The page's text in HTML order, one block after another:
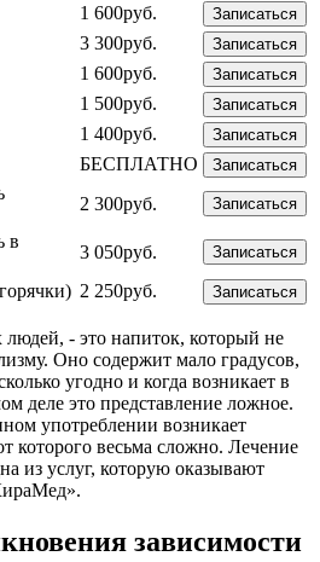
1 600руб. Записаться
3 300руб. Записаться
1 600руб. Записаться
1 500руб. Записаться
1 400руб. Записаться
БЕСПЛАТНО Записаться
2 300руб. Записаться
в
3 050руб. Записаться
2 250руб. Записаться
- это напиток, который не
Оно содержит мало градусов,
угодно и когда возникает в
деле это представление ложное.
употреблении возникает
которого весьма сложно. Лечение
из услуг, которую оказывают
зависимости